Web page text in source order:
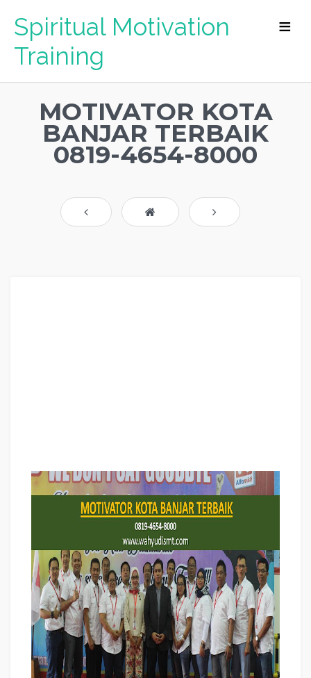
Spiritual Motivation
Training
MOTIVATOR KOTA
BANJAR TERBAIK
0819-4654-8000